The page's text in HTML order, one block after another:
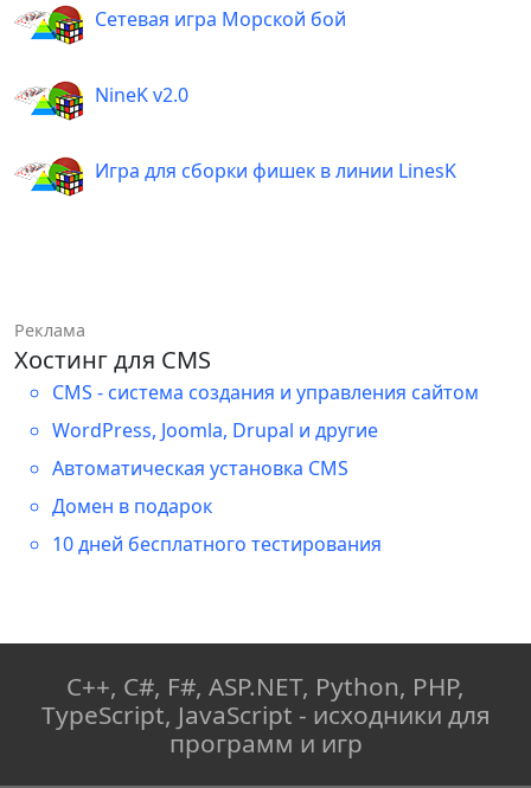
Сетевая игра Морской бой
NineK v2.0
Игра для сборки фишек в линии LinesK
Реклама
Хостинг для CMS
CMS - система создания и управления сайтом
WordPress, Joomla, Drupal и другие
Автоматическая установка CMS
Домен в подарок
10 дней бесплатного тестирования
C++, C#, F#, ASP.NET, Python, PHP,
TypeScript, JavaScript - исходники для
программ и игр